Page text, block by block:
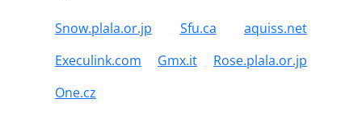
Snow.plala.or.jp Sfu.ca
aquiss.net
Execulink.com
Gmx.it
Rose.plala.or.jp
One.cz